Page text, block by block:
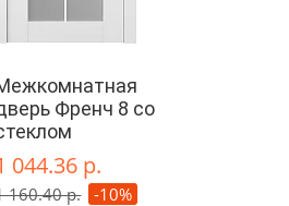
Френч 8 со
044.36 р.
160.40 р. -10%